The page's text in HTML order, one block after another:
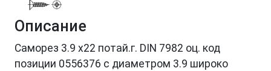
Описание
Саморез 3.9 х22 потай.г. DIN 7982 оц. код
позиции 0556376 с диаметром 3.9 широко